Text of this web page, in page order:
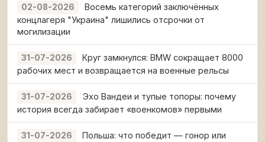
02-08-2026
Восемь категорий заключённых
концлагеря "Украина" лишились отсрочки от
могилизации
31-07-2026
Круг замкнулся: BMW сокращает 8000
рабочих мест и возвращается на военные рельсы
31-07-2026
Эхо Вандеи и тупые топоры: почему
история всегда забирает «военкомов» первыми
31-07-2026
Польша: что победит — гонор или